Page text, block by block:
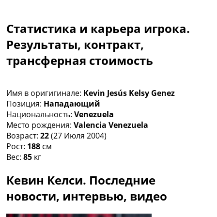
Чемпионат Мира
Украина. Премьер-Лига
Украина. Первая Лига
Лига Чемпионов
Другие Турниры >>>
Таблицы
Таблицы групп Чемпионата Мира
Украина. Премьер-Лига
Украина. Первая Лига
Лига Чемпионов. Таблицы групп
Все таблицы >>>
Рейтинг стран УЕФА
Рейтинг клубов УЕФА
Статистика и карьера игрока.
Результаты, контракт,
трансферная стоимость
Имя в оригигинале: Kevin Jesús Kelsy Genez
Позиция: Нападающий
Национальность: Venezuela
Место рождения: Valencia Venezuela
Возраст: 22(27 Июля 2004)
Рост: 188 см
Вес: 85 кг
Кевин Келси. Последние
новости, интервью, видео